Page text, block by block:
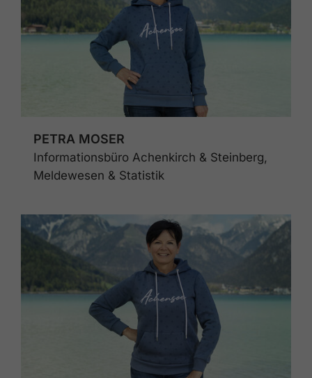
PETRA MOSER
Informationsbüro Achenkirch & Steinberg,
Meldewesen & Statistik